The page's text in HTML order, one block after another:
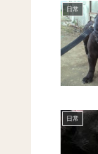
日常
日常